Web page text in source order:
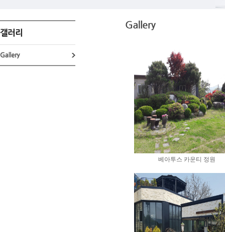
베아투스 카운티 정원